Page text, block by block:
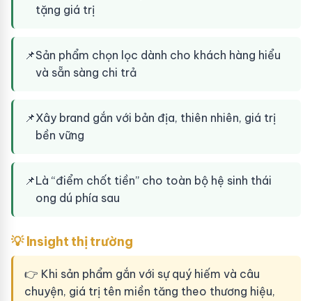
tặng giá trị
📌Sản phẩm chọn lọc dành cho khách hàng hiểu
và sẵn sàng chi trả
📌Xây brand gắn với bản địa, thiên nhiên, giá trị
bền vững
📌Là “điểm chốt tiền” cho toàn bộ hệ sinh thái
ong dú phía sau
💡 Insight thị trường
👉 Khi sản phẩm gắn với sự quý hiếm và câu
chuyện, giá trị tên miền tăng theo thương hiệu,